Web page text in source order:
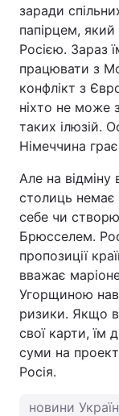
заради
папірцем, який
Росією. Зараз
працювати з
конфлікт з
ніхто не може
таких ілюзій.
Німеччина
Але на відміну
столиць немає
себе чи
Брюсселем.
пропозиції
вважає
Угорщиною
ризики. Якщо
свої карти, їм
суми на
Росія.
новини